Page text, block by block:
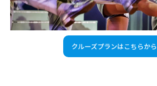
クルーズプランはこちらから